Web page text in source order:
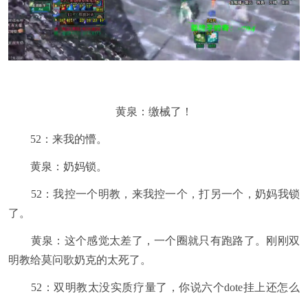
黄泉：缴械了！
52：来我的懵。
黄泉：奶妈锁。
52：我控一个明教，来我控一个，打另一个，奶妈我锁
了。
黄泉：这个感觉太差了，一个圈就只有跑路了。刚刚双
明教给莫问歌奶克的太死了。
52：双明教太没实质疗量了，你说六个dote挂上还怎么